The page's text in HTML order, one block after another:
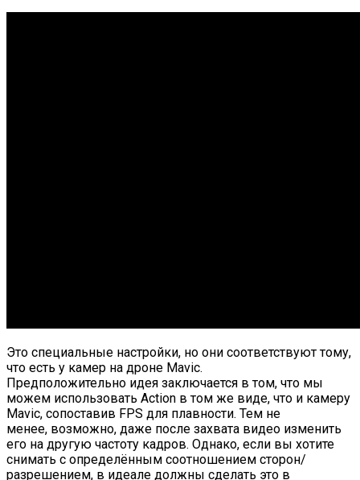
Это специальные настройки, но они соответствуют тому,
что есть у камер на дроне Mavic.
Предположительно идея заключается в том, что мы
можем использовать Action в том же виде, что и камеру
Mavic, сопоставив FPS для плавности. Тем не
менее, возможно, даже после захвата видео изменить
его на другую частоту кадров. Однако, если вы хотите
снимать с определённым соотношением сторон/
разрешением, в идеале должны сделать это в